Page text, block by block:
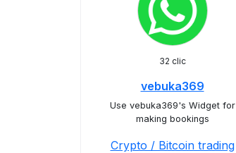
32 clic
vebuka369
Use vebuka369's Widget for
making bookings
Crypto / Bitcoin trading